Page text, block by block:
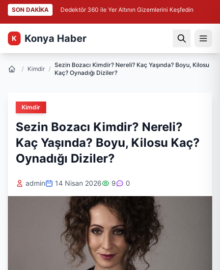
SON DAKİKA Dedektör 360 ile Yer Altının Gizemlerini Keşfedin
K Konya Haber
/ Kimdir /
Sezin Bozacı Kimdir? Nereli? Kaç Yaşında? Boyu, Kilosu
Kaç? Oynadığı Diziler?
Kimdir
Sezin Bozacı Kimdir? Nereli?
Kaç Yaşında? Boyu, Kilosu Kaç?
Oynadığı Diziler?
admin 14 Nisan 2026 9 0